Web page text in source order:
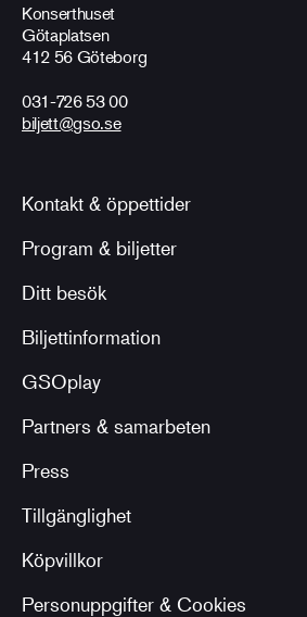
Konserthuset
Götaplatsen
412 56 Göteborg
031-726 53 00
biljett@gso.se
Kontakt & öppettider
Program & biljetter
Ditt besök
Biljettinformation
GSOplay
Partners & samarbeten
Press
Tillgänglighet
Köpvillkor
Personuppgifter & Cookies